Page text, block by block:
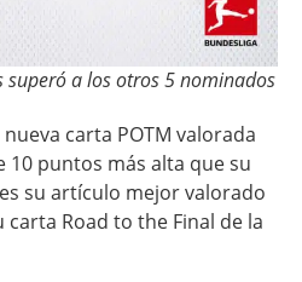
superó a los otros 5 nominados
carta POTM valorada
10 puntos más alta que su
su artículo mejor valorado
Road to the Final de la